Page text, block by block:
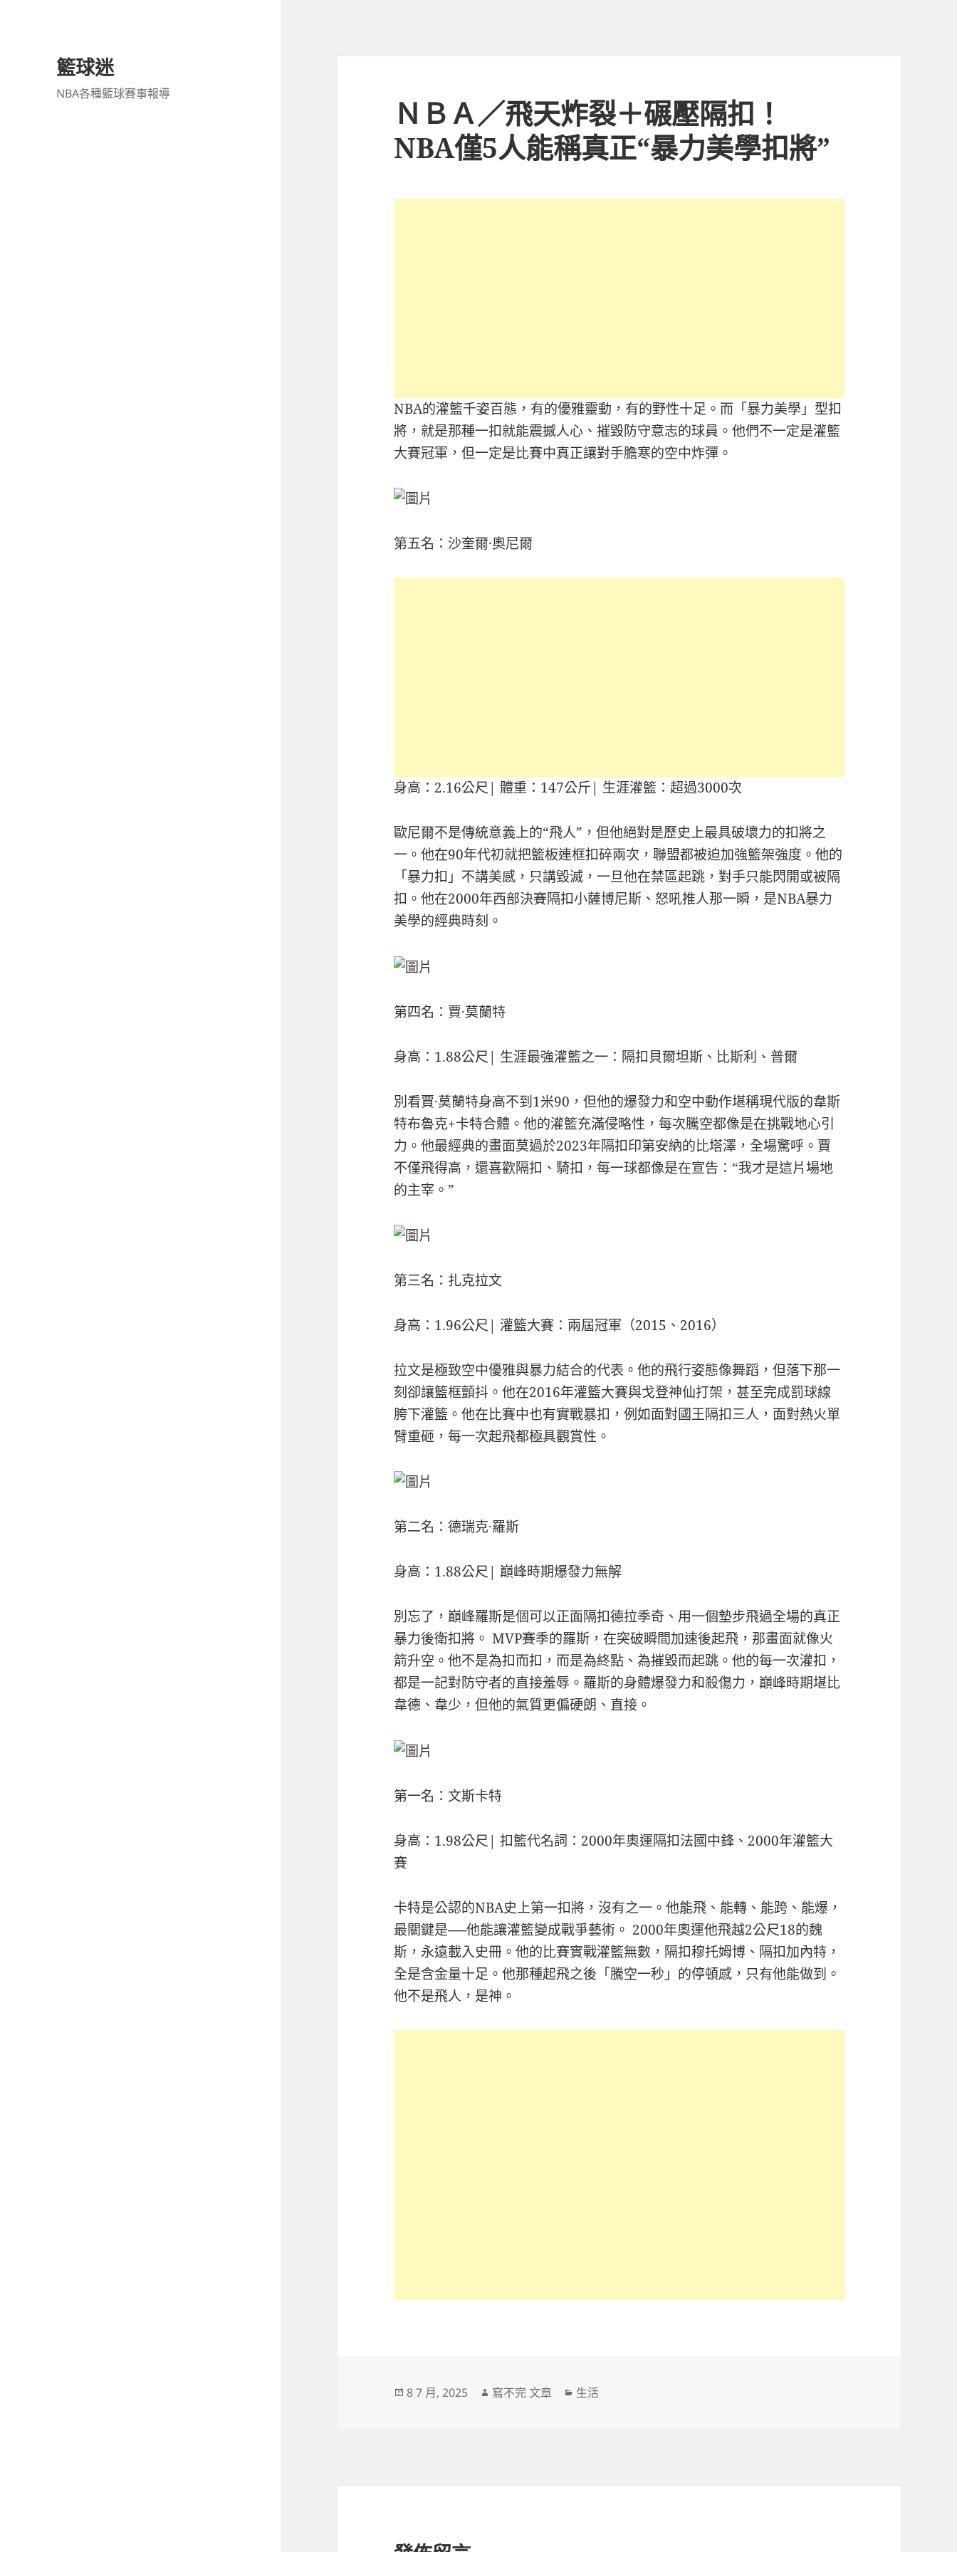
籃球迷
NBA各種籃球賽事報導
ＮＢＡ／飛天炸裂＋碾壓隔扣！
NBA僅5人能稱真正“暴力美學扣將”
NBA的灌籃千姿百態，有的優雅靈動，有的野性十足。而「暴力美學」型扣
將，就是那種一扣就能震撼人心、摧毀防守意志的球員。他們不一定是灌籃
大賽冠軍，但一定是比賽中真正讓對手膽寒的空中炸彈。
第五名：沙奎爾·奧尼爾
身高：2.16公尺| 體重：147公斤| 生涯灌籃：超過3000次
歐尼爾不是傳統意義上的“飛人”，但他絕對是歷史上最具破壞力的扣將之
一。他在90年代初就把籃板連框扣碎兩次，聯盟都被迫加強籃架強度。他的
「暴力扣」不講美感，只講毀滅，一旦他在禁區起跳，對手只能閃開或被隔
扣。他在2000年西部決賽隔扣小薩博尼斯、怒吼推人那一瞬，是NBA暴力
美學的經典時刻。
第四名：賈·莫蘭特
身高：1.88公尺| 生涯最強灌籃之一：隔扣貝爾坦斯、比斯利、普爾
別看賈·莫蘭特身高不到1米90，但他的爆發力和空中動作堪稱現代版的韋斯
特布魯克+卡特合體。他的灌籃充滿侵略性，每次騰空都像是在挑戰地心引
力。他最經典的畫面莫過於2023年隔扣印第安納的比塔澤，全場驚呼。賈
不僅飛得高，還喜歡隔扣、騎扣，每一球都像是在宣告：“我才是這片場地
的主宰。”
第三名：扎克拉文
身高：1.96公尺| 灌籃大賽：兩屆冠軍（2015、2016）
拉文是極致空中優雅與暴力結合的代表。他的飛行姿態像舞蹈，但落下那一
刻卻讓籃框顫抖。他在2016年灌籃大賽與戈登神仙打架，甚至完成罰球線
胯下灌籃。他在比賽中也有實戰暴扣，例如面對國王隔扣三人，面對熱火單
臂重砸，每一次起飛都極具觀賞性。
第二名：德瑞克·羅斯
身高：1.88公尺| 巔峰時期爆發力無解
別忘了，巔峰羅斯是個可以正面隔扣德拉季奇、用一個墊步飛過全場的真正
暴力後衛扣將。 MVP賽季的羅斯，在突破瞬間加速後起飛，那畫面就像火
箭升空。他不是為扣而扣，而是為終點、為摧毀而起跳。他的每一次灌扣，
都是一記對防守者的直接羞辱。羅斯的身體爆發力和殺傷力，巔峰時期堪比
韋德、韋少，但他的氣質更偏硬朗、直接。
第一名：文斯卡特
身高：1.98公尺| 扣籃代名詞：2000年奧運隔扣法國中鋒、2000年灌籃大
賽
卡特是公認的NBA史上第一扣將，沒有之一。他能飛、能轉、能跨、能爆，
最關鍵是──他能讓灌籃變成戰爭藝術。 2000年奧運他飛越2公尺18的魏
斯，永遠載入史冊。他的比賽實戰灌籃無數，隔扣穆托姆博、隔扣加內特，
全是含金量十足。他那種起飛之後「騰空一秒」的停頓感，只有他能做到。
他不是飛人，是神。
發
8 7 月, 2025
作
寫不完 文章
分
生活